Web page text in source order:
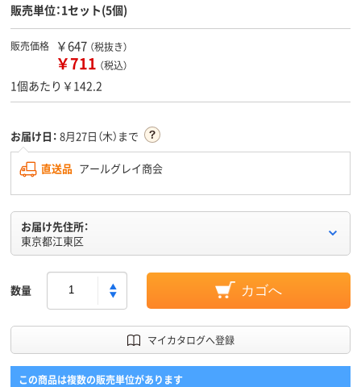
販売単位：1セット(5個)
販売価格 ￥647 （税抜き）
￥711 （税込）
1個あたり￥142.2
お届け日： 8月27日（木）まで
直送品 アールグレイ商会
お届け先住所：
東京都江東区
数量 カゴへ
マイカタログへ登録
この商品は複数の販売単位があります